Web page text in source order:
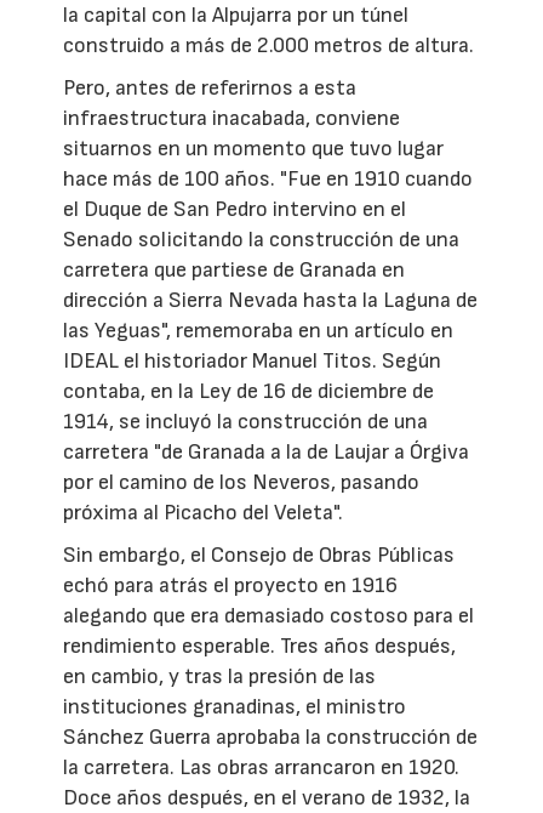
la capital con la Alpujarra por un túnel
construido a más de 2.000 metros de altura.
Pero, antes de referirnos a esta
infraestructura inacabada, conviene
situarnos en un momento que tuvo lugar
hace más de 100 años. "Fue en 1910 cuando
el Duque de San Pedro intervino en el
Senado solicitando la construcción de una
carretera que partiese de Granada en
dirección a Sierra Nevada hasta la Laguna de
las Yeguas", rememoraba en un artículo en
IDEAL el historiador Manuel Titos. Según
contaba, en la Ley de 16 de diciembre de
1914, se incluyó la construcción de una
carretera "de Granada a la de Laujar a Órgiva
por el camino de los Neveros, pasando
próxima al Picacho del Veleta".
Sin embargo, el Consejo de Obras Públicas
echó para atrás el proyecto en 1916
alegando que era demasiado costoso para el
rendimiento esperable. Tres años después,
en cambio, y tras la presión de las
instituciones granadinas, el ministro
Sánchez Guerra aprobaba la construcción de
la carretera. Las obras arrancaron en 1920.
Doce años después, en el verano de 1932, la